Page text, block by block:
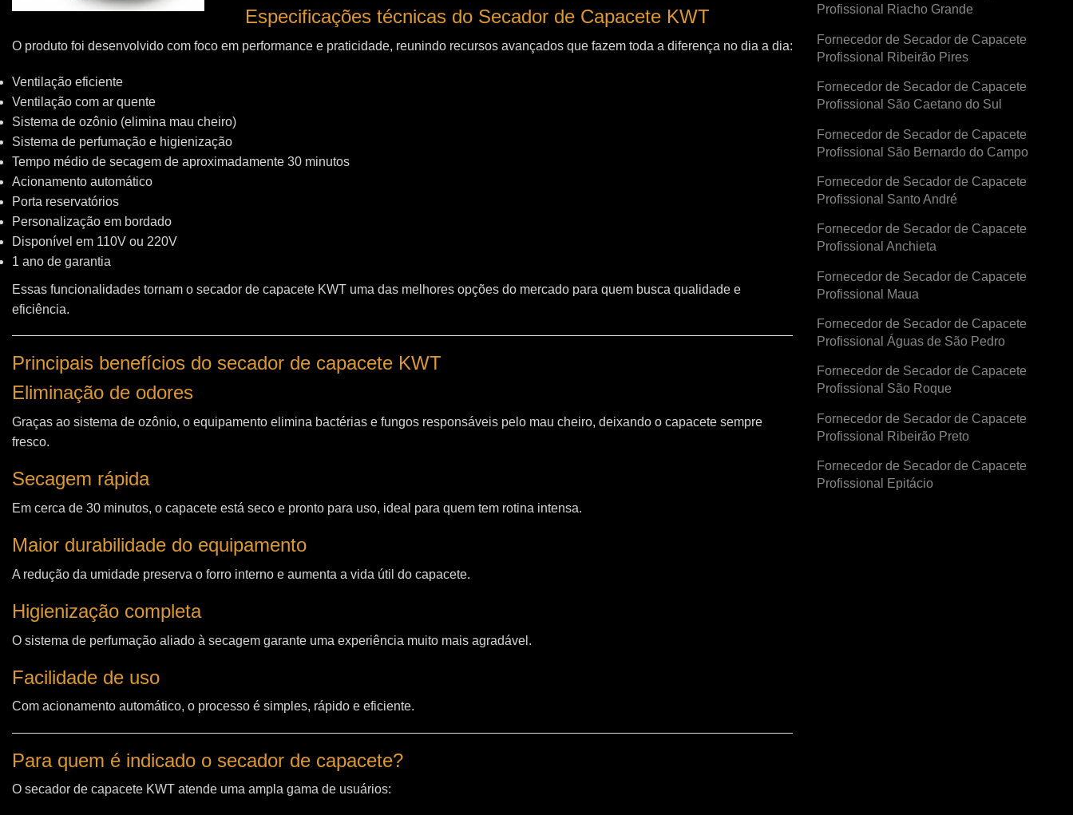
Especificações técnicas do Secador de Capacete KWT
O produto foi desenvolvido com foco em performance e praticidade, reunindo recursos avançados que fazem toda a diferença no dia a dia:
Ventilação eficiente
Ventilação com ar quente
Sistema de ozônio (elimina mau cheiro)
Sistema de perfumação e higienização
Tempo médio de secagem de aproximadamente 30 minutos
Acionamento automático
Porta reservatórios
Personalização em bordado
Disponível em 110V ou 220V
1 ano de garantia
Essas funcionalidades tornam o secador de capacete KWT uma das melhores opções do mercado para quem busca qualidade e
eficiência.
Principais benefícios do secador de capacete KWT
Eliminação de odores
Graças ao sistema de ozônio, o equipamento elimina bactérias e fungos responsáveis pelo mau cheiro, deixando o capacete sempre
fresco.
Secagem rápida
Em cerca de 30 minutos, o capacete está seco e pronto para uso, ideal para quem tem rotina intensa.
Maior durabilidade do equipamento
A redução da umidade preserva o forro interno e aumenta a vida útil do capacete.
Higienização completa
O sistema de perfumação aliado à secagem garante uma experiência muito mais agradável.
Facilidade de uso
Com acionamento automático, o processo é simples, rápido e eficiente.
Para quem é indicado o secador de capacete?
O secador de capacete KWT atende uma ampla gama de usuários:
Profissional Riacho Grande
Fornecedor de Secador de Capacete
Profissional Ribeirão Pires
Fornecedor de Secador de Capacete
Profissional São Caetano do Sul
Fornecedor de Secador de Capacete
Profissional São Bernardo do Campo
Fornecedor de Secador de Capacete
Profissional Santo André
Fornecedor de Secador de Capacete
Profissional Anchieta
Fornecedor de Secador de Capacete
Profissional Maua
Fornecedor de Secador de Capacete
Profissional Águas de São Pedro
Fornecedor de Secador de Capacete
Profissional São Roque
Fornecedor de Secador de Capacete
Profissional Ribeirão Preto
Fornecedor de Secador de Capacete
Profissional Epitácio